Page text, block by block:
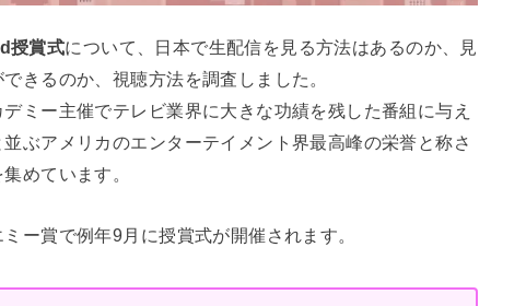
授賞式について、日本で生配信を見る方法はあるのか、見
きるのか、視聴方法を調査しました。
ミー主催でテレビ業界に大きな功績を残した番組に与え
ぶアメリカのエンターテイメント界最高峰の栄誉と称さ
めています。
ー賞で例年9月に授賞式が開催されます。